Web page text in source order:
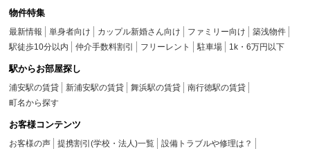
物件特集
最新情報 単身者向け カップル新婚さん向け ファミリー向け
築浅物件
駅徒歩10分以内
仲介手数料割引 フリーレント 駐車場 1k・6万円以下
駅からお部屋探し
浦安駅の賃貸 新浦安駅の賃貸 舞浜駅の賃貸
南行徳駅の賃貸
町名から探す
お客様コンテンツ
お客様の声 提携割引(学校・法人)一覧
設備トラブルや修理は？